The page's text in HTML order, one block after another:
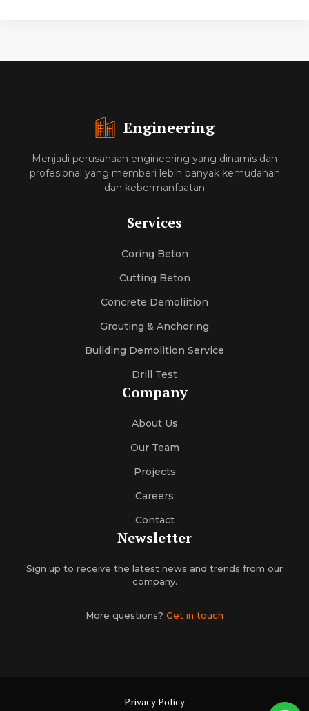
Engineering
Menjadi perusahaan engineering yang dinamis dan
profesional yang memberi lebih banyak kemudahan
dan kebermanfaatan
Services
Coring Beton
Cutting Beton
Concrete Demoliition
Grouting & Anchoring
Building Demolition Service
Drill Test
Company
About Us
Our Team
Projects
Careers
Contact
Newsletter
Sign up to receive the latest news and trends from our
company.
More questions? Get in touch
Privacy Policy